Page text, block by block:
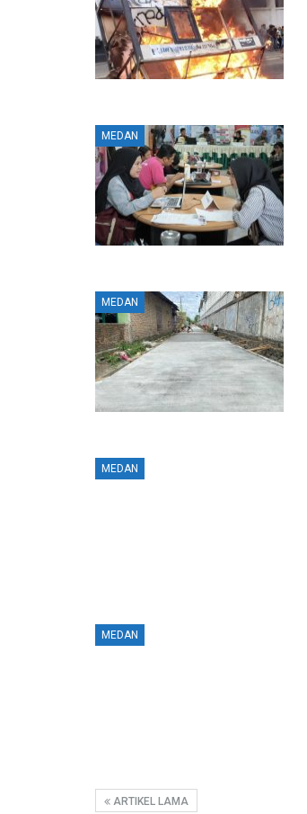
MEDAN
MEDAN
MEDAN
MEDAN
ARTIKEL LAMA